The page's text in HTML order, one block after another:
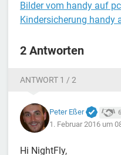
Bilder vom handy auf
Kindersicherung handy
2 Antworten
ANTWORT 1 / 2
Peter Eßer
1. Februar 2016 um
Hi NightFly,